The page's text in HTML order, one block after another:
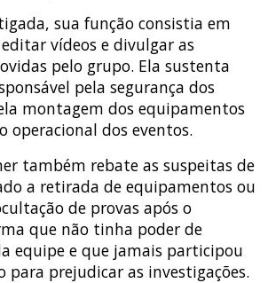
sua função consistia em
vídeos e divulgar as
pelo grupo. Ela sustenta
pela segurança dos
montagem dos equipamentos
operacional dos eventos.
também rebate as suspeitas de
a retirada de equipamentos ou
de provas após o
que não tinha poder de
equipe e que jamais participou
para prejudicar as investigações.